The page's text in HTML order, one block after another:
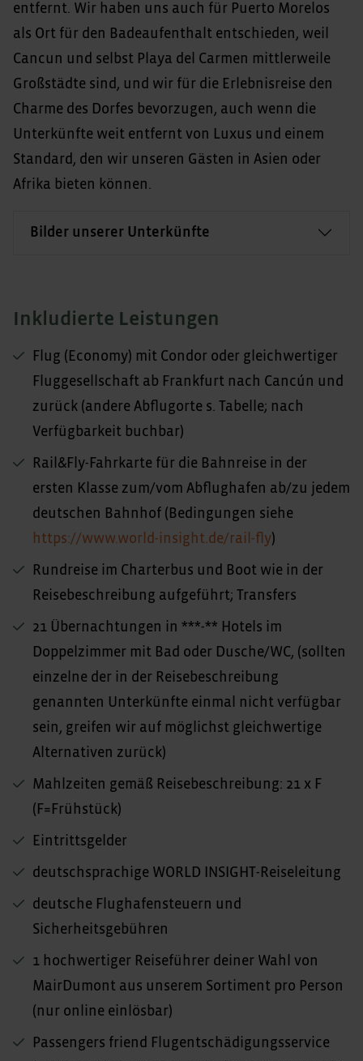
entfernt. Wir haben uns auch für Puerto Morelos
als Ort für den Badeaufenthalt entschieden, weil
Cancun und selbst Playa del Carmen mittlerweile
Großstädte sind, und wir für die Erlebnisreise den
Charme des Dorfes bevorzugen, auch wenn die
Unterkünfte weit entfernt von Luxus und einem
Standard, den wir unseren Gästen in Asien oder
Afrika bieten können.
Bilder unserer Unterkünfte
Inkludierte Leistungen
Flug (Economy) mit Condor oder gleichwertiger
Fluggesellschaft ab Frankfurt nach Cancún und
zurück (andere Abflugorte s. Tabelle; nach
Verfügbarkeit buchbar)
Rail&Fly-Fahrkarte für die Bahnreise in der
ersten Klasse zum/vom Abflughafen ab/zu jedem
deutschen Bahnhof (Bedingungen siehe
https://www.world-insight.de/rail-fly)
Rundreise im Charterbus und Boot wie in der
Reisebeschreibung aufgeführt; Transfers
21 Übernachtungen in ***-** Hotels im
Doppelzimmer mit Bad oder Dusche/WC, (sollten
einzelne der in der Reisebeschreibung
genannten Unterkünfte einmal nicht verfügbar
sein, greifen wir auf möglichst gleichwertige
Alternativen zurück)
Mahlzeiten gemäß Reisebeschreibung: 21 x F
(F=Frühstück)
Eintrittsgelder
deutschsprachige WORLD INSIGHT-Reiseleitung
deutsche Flughafensteuern und
Sicherheitsgebühren
1 hochwertiger Reiseführer deiner Wahl von
MairDumont aus unserem Sortiment pro Person
(nur online einlösbar)
Passengers friend Flugentschädigungsservice